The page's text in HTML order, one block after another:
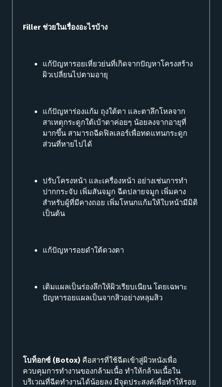
Filler ช่วยในเรื่องอะไรบ้าง
แก้ปัญหารอยเหี่ยวย่นที่เกิดจากปัญหาโครงสร้าง
ผิวเปลี่ยนไปตามอายุ
แก้ปัญหาร่องแก้ม ถุงใต้ตา และตาลึกโหลจาก
สาเหตุกระดูกใต้เบ้าตาค่อยๆ น้อยลงจากอายุที่
มากขึ้น สามารถฉีดฟิลเลอร์เพื่อทดแทนกระดูก
ส่วนที่หายไปได้
ปรับโครงหน้า และเครื่องหน้า อย่างเช่นการทำ
ปากกระจับ เพิ่มสันจมูก ฉีดปลายจมูก เพิ่มคาง
สำหรับผู้ที่มีคางถอย เพิ่มโหนกแก้มให้ใบหน้ามีมิติ
เป็นต้น
แก้ปัญหารอยดำใต้ดวงตา
เติมแผลเป็นร่องลึกให้ผิวเรียบเนียน โดยเฉพาะ
ปัญหารอยแผลเป็นจากสิวอย่างหลุมสิว
โบท็อกซ์ (Botox) คือสารที่ใช้ฉีดเข้าสู่ผิวหนังเพื่อ
ควบคุมการทำงานของกล้ามเนื้อ ทำให้กล้ามเนื้อใน
บริเวณที่ฉีดทำงานได้น้อยลง มีจุดประสงค์เพื่อทำให้รอย